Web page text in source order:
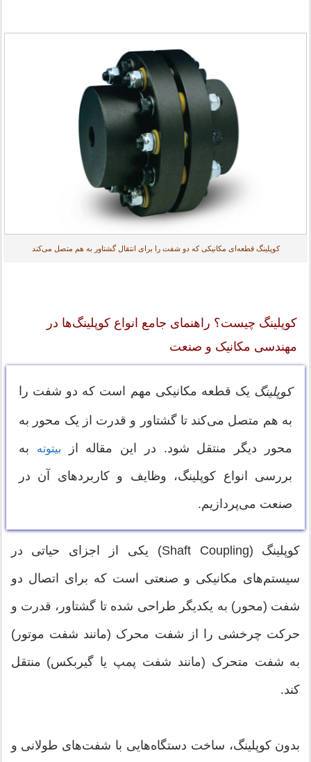
کوپلینگ قطعه‌ای مکانیکی که دو شفت را برای انتقال گشتاور به هم متصل می‌کند
کوپلینگ چیست؟ راهنمای جامع انواع کوپلینگ‌ها در
مهندسی مکانیک و صنعت
کوپلینگ یک قطعه مکانیکی مهم است که دو شفت را
به هم متصل می‌کند تا گشتاور و قدرت از یک محور به
محور دیگر منتقل شود. در این مقاله از
بیتوته
به
بررسی انواع کوپلینگ، وظایف و کاربردهای آن در
صنعت می‌پردازیم.
کوپلینگ (Shaft Coupling) یکی از اجزای حیاتی در
سیستم‌های مکانیکی و صنعتی است که برای اتصال دو
شفت (محور) به یکدیگر طراحی شده تا گشتاور، قدرت و
حرکت چرخشی را از شفت محرک (مانند شفت موتور)
به شفت متحرک (مانند شفت پمپ یا گیربکس) منتقل
کند.
بدون کوپلینگ، ساخت دستگاه‌هایی با شفت‌های طولانی و